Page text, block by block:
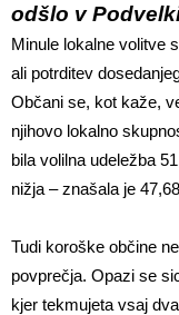
odšlo v
Minule lokalne volitve
ali potrditev
Občani se, kot kaže,
njihovo lokalno
bila volilna udeležba
nižja – znašala je
Tudi koroške občine
povprečja. Opazi se
kjer tekmujeta vsaj